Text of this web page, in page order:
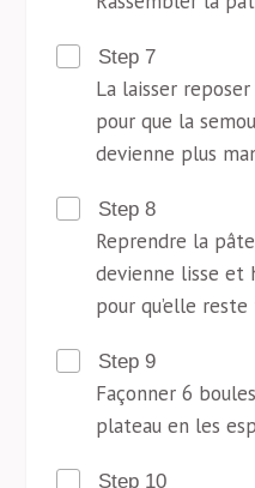
Step 7
La laisser
pour que la
devienne plus
Step 8
Reprendre la
devienne lisse et
pour qu’elle
Step 9
Façonner 6
plateau en les
Step 10